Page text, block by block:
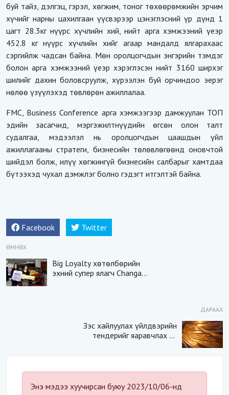
буй тайз, дэлгэц, гэрэл, хөгжим, тоног төхөөрөмжийн эрчим
хүчийг нарны цахилгаан үүсвэрээр цэнэглэсний үр дүнд 1
цагт 28.3кг нүүрс хүчлийн хий, нийт арга хэмжээний үеэр
452.8 кг нүүрс хүчлийн хийг агаар мандалд ялгарахаас
сэргийлж чадсан байна. Мөн оролцогчдын энгэрийн тэмдэг
болон арга хэмжээний үеэр хэрэглэсэн нийт 3160 ширхэг
шилийг дахин боловсруулж, хүрээлэн буй орчиндоо эерэг
нөлөө үзүүлэхэд төвлөрөн ажиллалаа.
FMC, Business Conference арга хэмжээгээр дамжуулан ТОП
эдийн засагчид, мэргэжилтнүүдийн өгсөн олон талт
судалгаа, мэдээлэл нь оролцогчдын цаашдын үйл
ажиллагааны стратеги, бизнесийн төлөвлөгөөнд оновчтой
шийдэл болж, илүү хөгжингүй бизнесийн салбарыг хамтдаа
бүтээхэд чухал дэмжлэг болно гэдэгт итгэлтэй байна.
Facebook Twitter
ӨМНӨХ
Big Loyalty хөтөлбөрийн
эхний супер ялагч Changan
ДАРААХ
Зэс хайлуулах үйлдвэрийн
тендерийг яаравчлах нь
Энэ мэдээ хуучирсан буюу 2023/10/06-нд